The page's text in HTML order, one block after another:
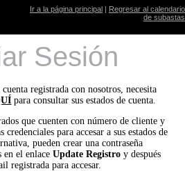
Ir a la página principal | Regresar al calendario
de subastas
Sesión
registrada con nosotros, necesita
para consultar sus estados de cuenta.
que cuenten con número de cliente y
credenciales para accesar a sus estados de
pueden crear una contraseña
en el enlaceUpdate Registro y después
registrada para accesar.